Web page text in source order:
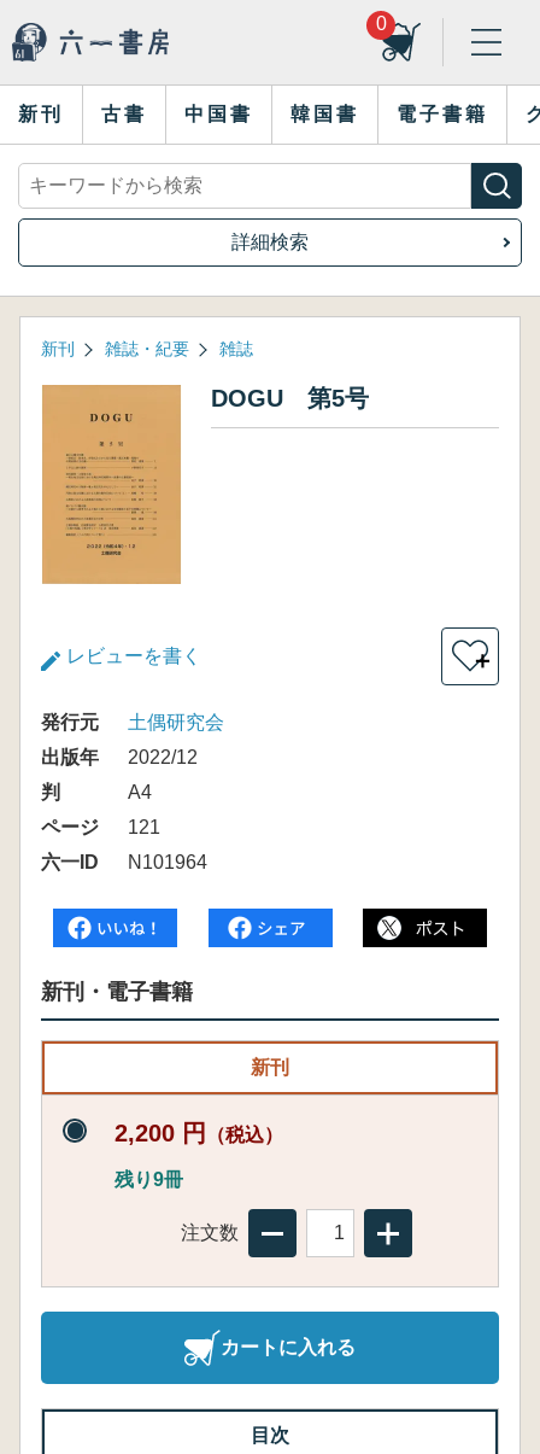
0
新刊 古書 中国書 韓国書 電子書籍
詳細検索
新刊 雑誌・紀要 雑誌
DOGU 第5号
レビューを書く ＋
発行元
土偶研究会
出版年
2022/12
判
A4
ページ
121
六一ID
N101964
新刊・電子書籍
新刊
2,200 円 （税込）
残り9冊
注文数
カートに入れる
目次